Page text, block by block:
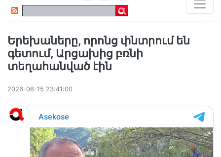
Երեխաները, որոնց փնտրում են
գետում, Արցախից բռնի
տեղահանված էին
2026-06-15 23:41:00